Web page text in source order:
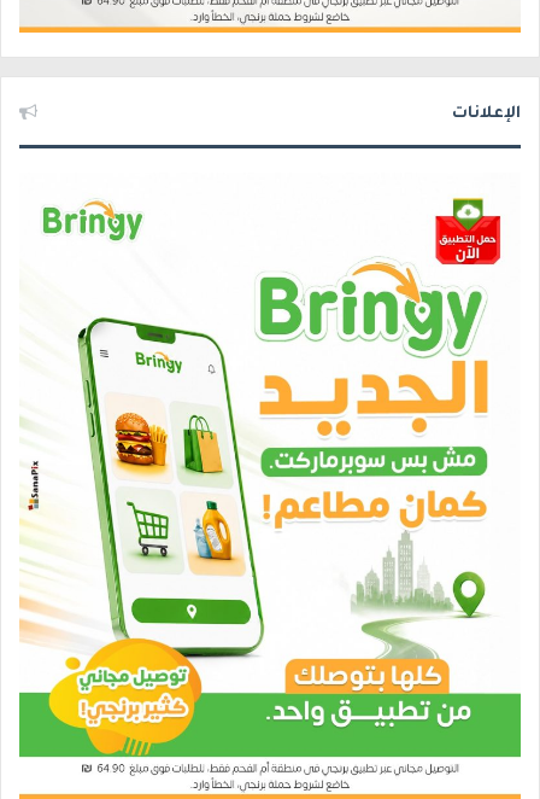
الإعلانات